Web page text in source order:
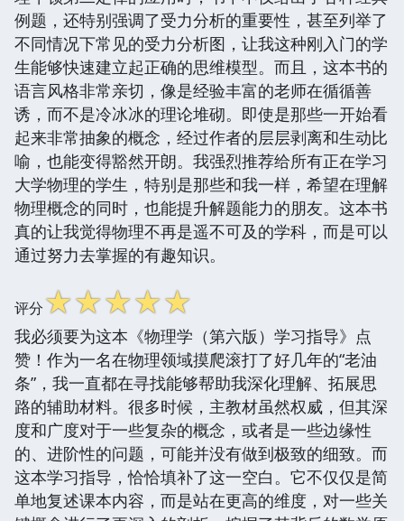
例题，还特别强调了受力分析的重要性，甚至列举了
不同情况下常见的受力分析图，让我这种刚入门的学
生能够快速建立起正确的思维模型。而且，这本书的
语言风格非常亲切，像是经验丰富的老师在循循善
诱，而不是冷冰冰的理论堆砌。即使是那些一开始看
起来非常抽象的概念，经过作者的层层剥离和生动比
喻，也能变得豁然开朗。我强烈推荐给所有正在学习
大学物理的学生，特别是那些和我一样，希望在理解
物理概念的同时，也能提升解题能力的朋友。这本书
真的让我觉得物理不再是遥不可及的学科，而是可以
通过努力去掌握的有趣知识。
评分☆☆☆☆☆
我必须要为这本《物理学（第六版）学习指导》点
赞！作为一名在物理领域摸爬滚打了好几年的“老油
条”，我一直都在寻找能够帮助我深化理解、拓展思
路的辅助材料。很多时候，主教材虽然权威，但其深
度和广度对于一些复杂的概念，或者是一些边缘性
的、进阶性的问题，可能并没有做到极致的细致。而
这本学习指导，恰恰填补了这一空白。它不仅仅是简
单地复述课本内容，而是站在更高的维度，对一些关